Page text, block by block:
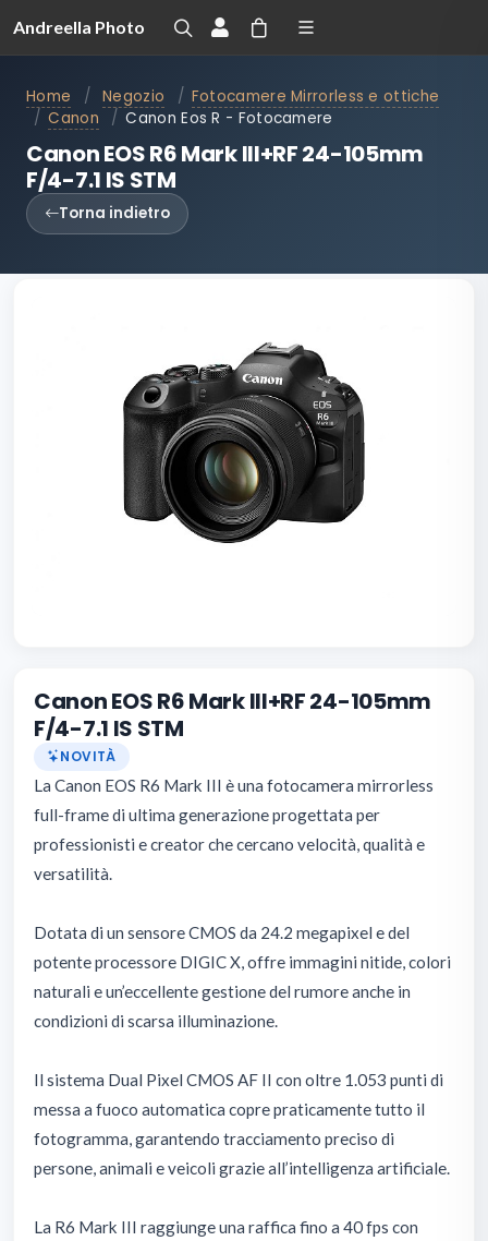
Andreella Photo
Home / Negozio / Fotocamere Mirrorless e ottiche
/ Canon / Canon Eos R - Fotocamere
Canon EOS R6 Mark III+RF 24-105mm
F/4-7.1 IS STM
Torna indietro
Canon EOS R6 Mark III+RF 24-105mm
F/4-7.1 IS STM
NOVITÀ
La Canon EOS R6 Mark III è una fotocamera mirrorless
full-frame di ultima generazione progettata per
professionisti e creator che cercano velocità, qualità e
versatilità.
Dotata di un sensore CMOS da 24.2 megapixel e del
potente processore DIGIC X, offre immagini nitide, colori
naturali e un’eccellente gestione del rumore anche in
condizioni di scarsa illuminazione.
Il sistema Dual Pixel CMOS AF II con oltre 1.053 punti di
messa a fuoco automatica copre praticamente tutto il
fotogramma, garantendo tracciamento preciso di
persone, animali e veicoli grazie all’intelligenza artificiale.
La R6 Mark III raggiunge una raffica fino a 40 fps con